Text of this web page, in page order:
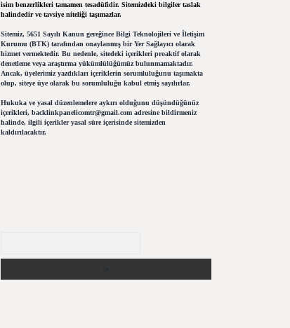
isim benzerlikleri tamamen tesadüfidir. Sitemizdeki bilgiler taslak
halindedir ve tavsiye niteliği taşımazlar.
Sitemiz, 5651 Sayılı Kanun gereğince Bilgi Teknolojileri ve İletişim
Kurumu (BTK) tarafından onaylanmış bir Yer Sağlayıcı olarak
hizmet vermektedir. Bu nedenle, sitedeki içerikleri proaktif olarak
denetleme veya araştırma yükümlülüğümüz bulunmamaktadır.
Ancak, üyelerimiz yazdıkları içeriklerin sorumluluğunu taşımakta
olup, siteye üye olarak bu sorumluluğu kabul etmiş sayılırlar.
Hukuka ve yasal düzenlemelere aykırı olduğunu düşündüğünüz
içerikleri, backlinkpanelicomtr@gmail.comadresine bildirmeniz
halinde, ilgili içerikler yasal süre içerisinde sitemizden
kaldırılacaktır.